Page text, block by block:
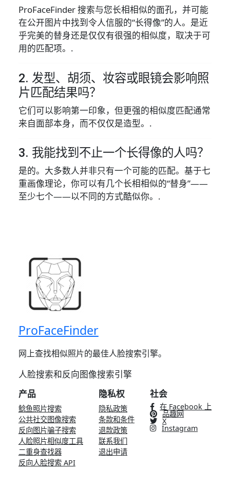
ProFaceFinder 搜索与您长相相似的面孔，并可能
在公开图片中找到令人信服的“长得像”的人。是近
乎完美的替身还是仅仅有很强的相似度，取决于可
用的匹配项。.
2. 发型、胡须、妆容或眼镜会影响照
片匹配结果吗？
它们可以影响第一印象，但更强的相似度匹配通常
来自面部本身，而不仅仅是造型。.
3. 我能找到不止一个长得像的人吗？
是的。大多数人并非只有一个可能的匹配。基于七
重画像理论，你可以有几个长相相似的“替身”——
至少七个——以不同的方式酷似你。.
ProFaceFinder
网上查找相似照片的最佳人脸搜索引擎。
人脸搜索和反向图像搜索引擎
产品
鲶鱼照片搜索
公共社交图像搜索
反向图片骗子搜索
人脸照片相似度工具
二重身查找器
反向人脸搜索 API
隐私权
隐私政策
条款和条件
退款政策
联系我们
退出申请
社会
在 Facebook 上
品趣网
X
Instagram